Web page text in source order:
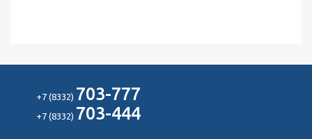
+7 (8332) 703-777
+7 (8332) 703-444